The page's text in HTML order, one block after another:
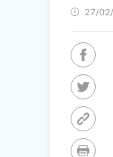
27/